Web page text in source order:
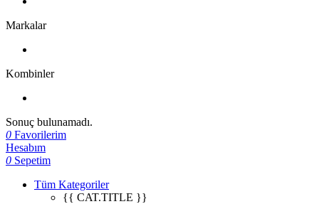
Markalar
Kombinler
Sonuç bulunamadı.
0 Favorilerim
Hesabım
0 Sepetim
Tüm Kategoriler
{{ CAT.TITLE }}